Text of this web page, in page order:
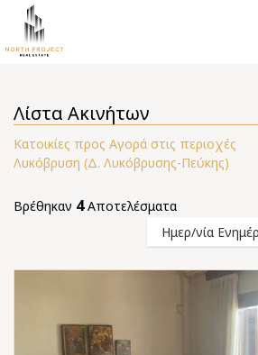
Λίστα Ακινήτων
Κατοικίες προς Αγορά στις περιοχές
Λυκόβρυση (Δ. Λυκόβρυσης-Πεύκης)
Βρέθηκαν 4Αποτελέσματα